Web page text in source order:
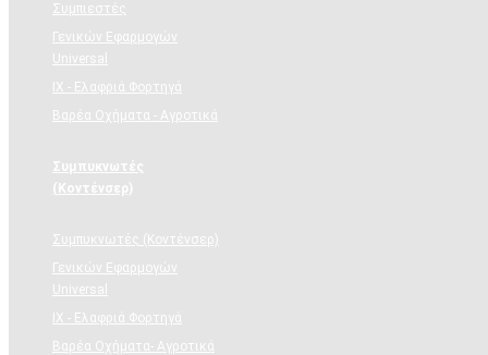
Συμπιεστές
Γενικών Εφαρμογών
Universal
ΙΧ - Ελαφριά Φορτηγά
Βαρέα Οχήματα - Αγροτικά
Συμπυκνωτές
(Κοντένσερ)
Συμπυκνωτές (Κοντένσερ)
Γενικών Εφαρμογών
Universal
ΙΧ - Ελαφριά Φορτηγά
Βαρέα Οχήματα- Αγροτικά